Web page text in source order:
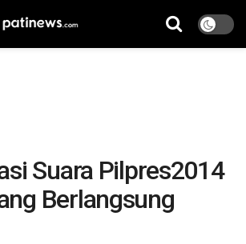
Suara Pilpres2014
Berlangsung